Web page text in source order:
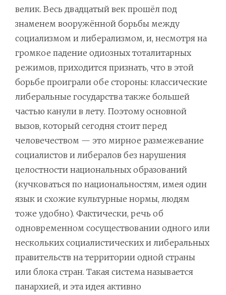
велик. Весь двадцатый век прошёл под
знаменем вооружённой борьбы между
социализмом и либерализмом, и, несмотря на
громкое падение одиозных тоталитарных
режимов, приходится признать, что в этой
борьбе проиграли обе стороны: классические
либеральные государства также большей
частью канули в лету. Поэтому основной
вызов, который сегодня стоит перед
человечеством — это мирное размежевание
социалистов и либералов без нарушения
целостности национальных образований
(кучковаться по национальностям, имея один
язык и схожие культурные нормы, людям
тоже удобно). Фактически, речь об
одновременном сосуществовании одного или
нескольких социалистических и либеральных
правительств на территории одной страны
или блока стран. Такая система называется
панархией, и эта идея активно